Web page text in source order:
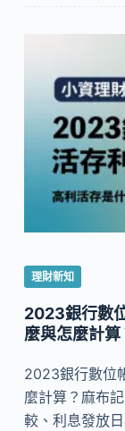
理財新知
2023銀行數
麼與怎麼計算
2023銀行數位
麼計算？麻布
較、利息發放